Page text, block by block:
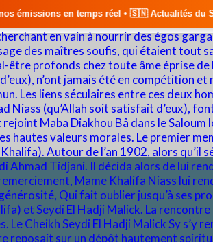
réel • 🇸🇳 Actualités du Sénégal • 🌍